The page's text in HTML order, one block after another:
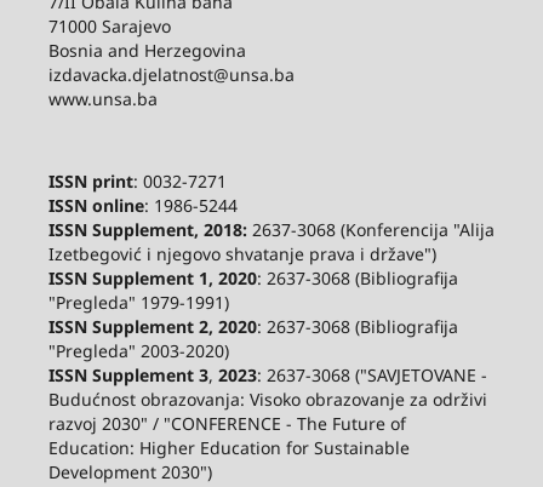
71000 Sarajevo
Bosnia and Herzegovina
izdavacka.djelatnost@unsa.ba
www.unsa.ba
ISSN print: 0032-7271
ISSN online: 1986-5244
ISSN Supplement, 2018:2637-3068 (Konferencija "Alija
Izetbegović i njegovo shvatanje prava i države")
ISSN Supplement 1, 2020: 2637-3068 (Bibliografija
"Pregleda" 1979-1991)
ISSN Supplement 2, 2020: 2637-3068 (Bibliografija
"Pregleda" 2003-2020)
ISSN Supplement 3, 2023: 2637-3068 ("SAVJETOVANE -
Budućnost obrazovanja: Visoko obrazovanje za održivi
razvoj 2030" / "CONFERENCE - The Future of
Education: Higher Education for Sustainable
Development 2030")